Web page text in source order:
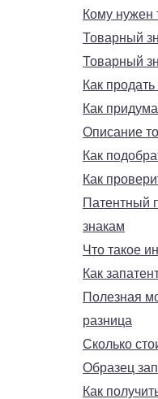
Кому нужен
Товарный
Товарный
Как
Как
Описание
Как
Как
Патентный
знакам
Что такое
Как
Полезная
разница
Сколько
Образец
Как